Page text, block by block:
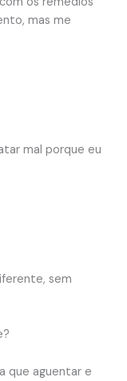
mas me
mal porque eu
sem
que aguentar e